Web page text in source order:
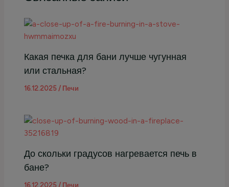
Какая печка для бани лучше чугунная
или стальная?
16.12.2025/ Печи
До скольки градусов нагревается печь в
бане?
16.12.2025 / Печи